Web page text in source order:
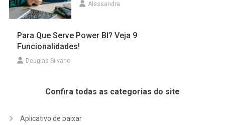
Alessandra
Para Que Serve Power BI? Veja 9
Funcionalidades!
Douglas Silvano
Confira todas as categorias do site
Aplicativo de baixar